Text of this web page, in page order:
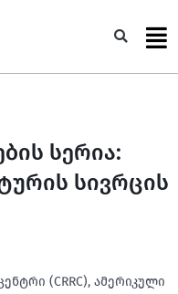
სერია:
სივრცის
(CRRC), ამერიკული